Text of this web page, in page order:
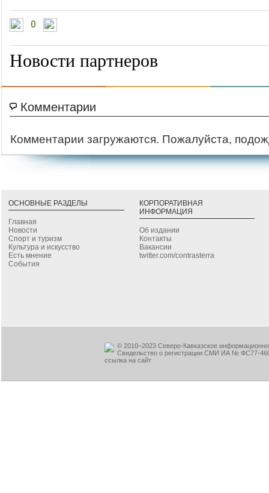
0
Новости партнеров
Комментарии
Комментарии загружаются. Пожалуйста,
ОСНОВНЫЕ РАЗДЕЛЫ
Главная
Новости
Спорт и туризм
Культура и искусство
Есть мнение
События
КОРПОРАТИВНАЯ
ИНФОРМАЦИЯ
Об издании
Контакты
Вакансии
twitter.com/contrasterra
© 2010–2023 Северо-Кавказское
Свидельство о регистрации СМИ ИА № ФС77-
ссылка на сайт